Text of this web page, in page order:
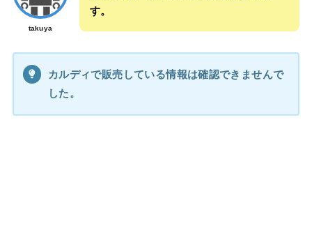
takuya
す。
カルディで販売している情報は確認できませんで
した。